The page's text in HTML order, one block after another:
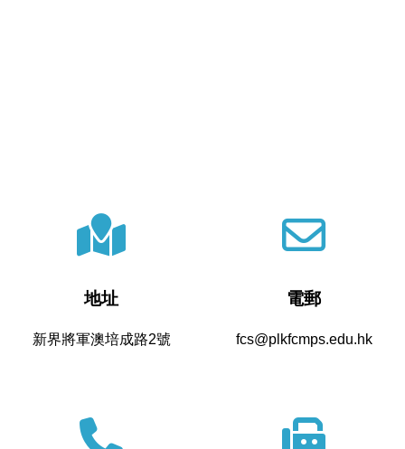
地址
新界將軍澳培成路2號
電郵
fcs@plkfcmps.edu.hk